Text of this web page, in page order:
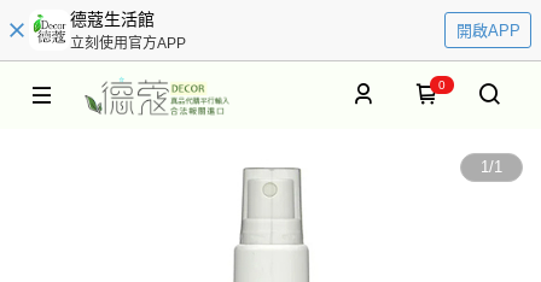
德蔻生活館
立刻使用官方APP
開啟APP
0
1/1